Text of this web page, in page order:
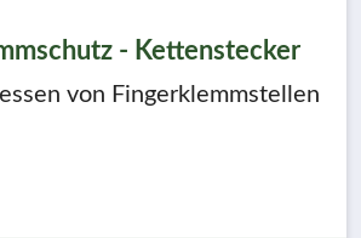
- Kettenstecker
von Fingerklemmstellen